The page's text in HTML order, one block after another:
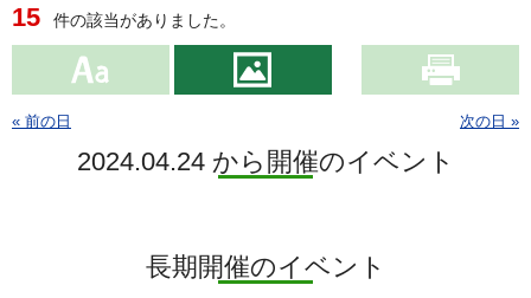
15 件の該当がありました。
« 前の日 次の日 »
2024.04.24 から開催のイベント
長期開催のイベント